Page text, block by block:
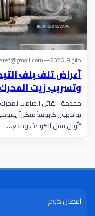
مايو 9, 2026 —
وتسريب زيت
مقدمة: القاتل الصامت لمحرك
يواجهون كابوساً متكرراً:
“أويل سيل الكرنك”، ودفع…
أعطال.كوم